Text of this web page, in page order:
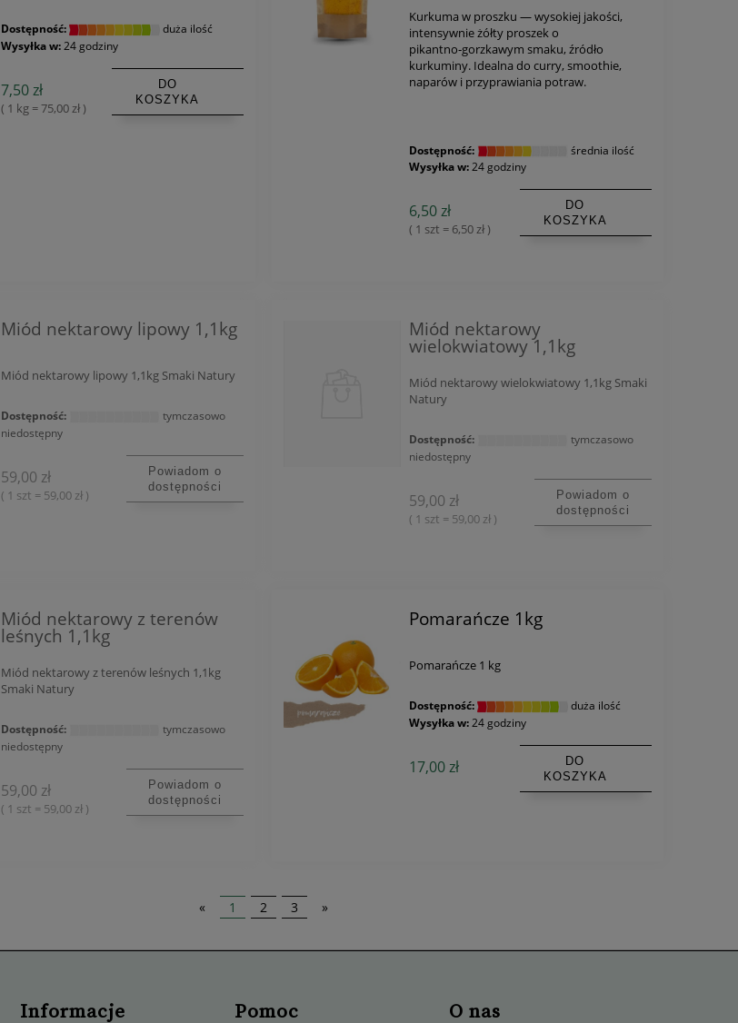
Dostępność:
duża ilość
Wysyłka w: 24 godziny
7,50 zł
( 1 kg = 75,00 zł )
DO
KOSZYKA
Kurkuma w proszku — wysokiej jakości,
intensywnie żółty proszek o
pikantno‑gorzkawym smaku, źródło
kurkuminy. Idealna do curry, smoothie,
naparów i przyprawiania potraw.
Dostępność:
średnia ilość
Wysyłka w: 24 godziny
6,50 zł
( 1 szt = 6,50 zł )
DO
KOSZYKA
Miód nektarowy lipowy 1,1kg
Miód nektarowy lipowy 1,1kg Smaki Natury
Dostępność:
tymczasowo
niedostępny
59,00 zł
( 1 szt = 59,00 zł )
Powiadom o
dostępności
Miód nektarowy
wielokwiatowy 1,1kg
Miód nektarowy wielokwiatowy 1,1kg Smaki
Natury
Dostępność:
tymczasowo
niedostępny
59,00 zł
( 1 szt = 59,00 zł )
Powiadom o
dostępności
Miód nektarowy z terenów
leśnych 1,1kg
Miód nektarowy z terenów leśnych 1,1kg
Smaki Natury
Dostępność:
tymczasowo
niedostępny
59,00 zł
( 1 szt = 59,00 zł )
Powiadom o
dostępności
Pomarańcze 1kg
Pomarańcze 1 kg
Dostępność:
duża ilość
Wysyłka w: 24 godziny
17,00 zł
DO
KOSZYKA
« 1 2 3 »
Informacje Pomoc O nas